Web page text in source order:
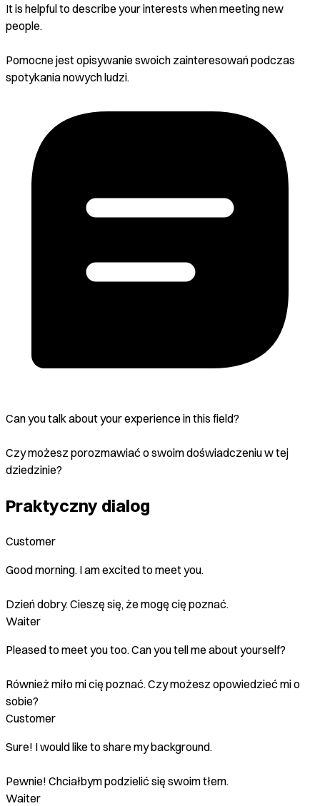
It is helpful to describe your interests when meeting new
people.
Pomocne jest opisywanie swoich zainteresowań podczas
spotykania nowych ludzi.
Can you talk about your experience in this field?
Czy możesz porozmawiać o swoim doświadczeniu w tej
dziedzinie?
Praktyczny dialog
Customer
Good morning. I am excited to meet you.
Dzień dobry. Cieszę się, że mogę cię poznać.
Waiter
Pleased to meet you too. Can you tell me about yourself?
Również miło mi cię poznać. Czy możesz opowiedzieć mi o
sobie?
Customer
Sure! I would like to share my background.
Pewnie! Chciałbym podzielić się swoim tłem.
Waiter